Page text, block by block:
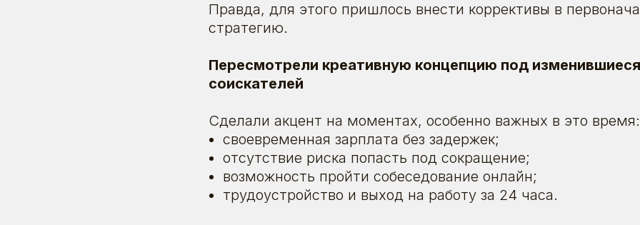
Правда, для этого пришлось внести коррективы в
стратегию.
Пересмотрели креативную концепцию под
соискателей
Сделали акцент на моментах, особенно важных в это время:
своевременная зарплата без задержек;
отсутствие риска попасть под сокращение;
возможность пройти собеседование онлайн;
трудоустройство и выход на работу за 24 часа.